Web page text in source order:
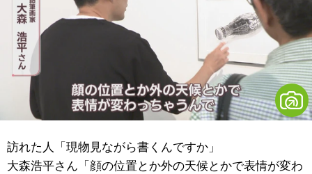
訪れた人「現物見ながら書くんですか」
大森浩平さん「顔の位置とか外の天候とかで表情が変わ